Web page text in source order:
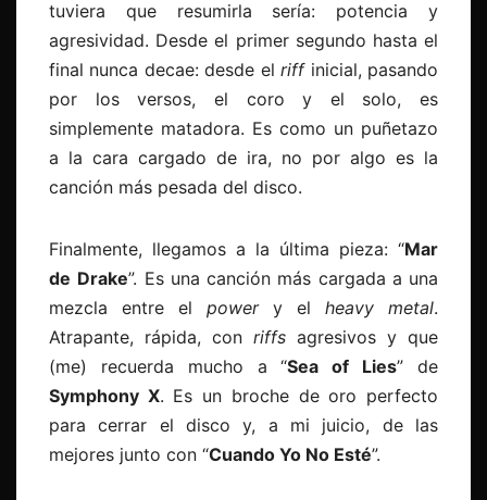
tuviera que resumirla sería: potencia y
agresividad. Desde el primer segundo hasta el
final nunca decae: desde elriffinicial, pasando
por los versos, el coro y el solo, es
simplemente matadora. Es como un puñetazo
a la cara cargado de ira, no por algo es la
canción más pesada del disco.
Finalmente, llegamos a la última pieza: “Mar
de Drake”. Es una canción más cargada a una
mezcla entre el powery el heavy metal.
Atrapante, rápida, con riffs agresivos y que
(me) recuerda mucho a “Sea of Lies” de
Symphony X. Es un broche de oro perfecto
para cerrar el disco y, a mi juicio, de las
mejores junto con “Cuando Yo No Esté”.